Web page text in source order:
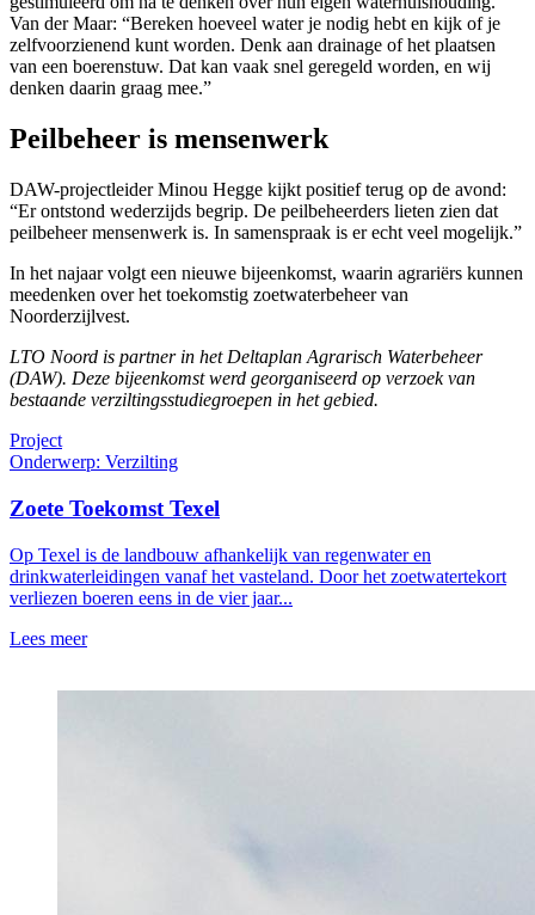
Van der Maar: “Bereken hoeveel water je nodig hebt en kijk of je
zelfvoorzienend kunt worden. Denk aan drainage of het plaatsen
van een boerenstuw. Dat kan vaak snel geregeld worden, en wij
denken daarin graag mee.”
Peilbeheer is mensenwerk
DAW-projectleider Minou Hegge kijkt positief terug op de avond:
“Er ontstond wederzijds begrip. De peilbeheerders lieten zien dat
peilbeheer mensenwerk is. In samenspraak is er echt veel mogelijk.”
In het najaar volgt een nieuwe bijeenkomst, waarin agrariërs kunnen
meedenken over het toekomstig zoetwaterbeheer van
Noorderzijlvest.
LTO Noord is partner in het Deltaplan Agrarisch Waterbeheer
(DAW). Deze bijeenkomst werd georganiseerd op verzoek van
bestaande verziltingsstudiegroepen in het gebied.
Project
Onderwerp: Verzilting
Zoete Toekomst Texel
Op Texel is de landbouw afhankelijk van regenwater en
drinkwaterleidingen vanaf het vasteland. Door het zoetwatertekort
verliezen boeren eens in de vier jaar...
Lees meer